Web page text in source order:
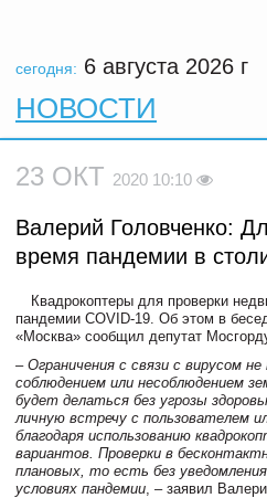
сегодня: 6 августа 2026 г
НОВОСТИ
23 ОКТ 2020 10:10
Валерий Головченко:
время пандемии в
Квадрокоптеры для проверки
пандемии COVID-19. Об этом в
«Москва» сообщил депутат
– Ограничения с связи с вирусом
соблюдением или несоблюдением
будет делаться без угрозы
личную встречу с пользователем
благодаря использованию
вариантов. Проверки в
плановых, то есть без
условиях пандемии , – заявил